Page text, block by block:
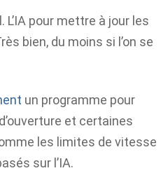
L’IA pour mettre à jour les
bien, du moins si l’on se
un programme pour
et certaines
les limites de vitesse
sur l’IA.